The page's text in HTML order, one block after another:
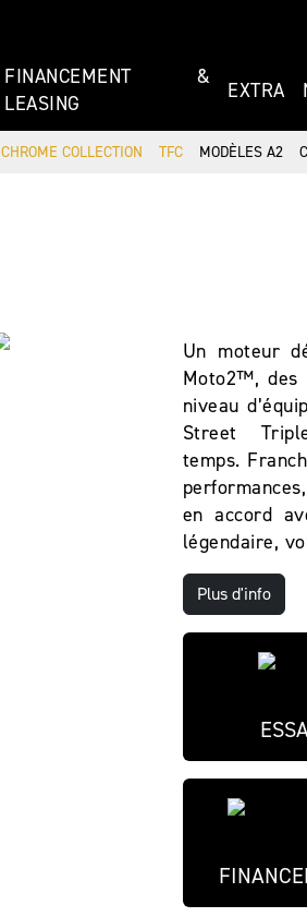
FINANCEMENT &
LEASING
EXTRA
CHROME COLLECTION TFC MODÈLES A2
Un moteur
Moto2™, des
niveau
Street
temps.
en accord
légendaire,
Plus d'info